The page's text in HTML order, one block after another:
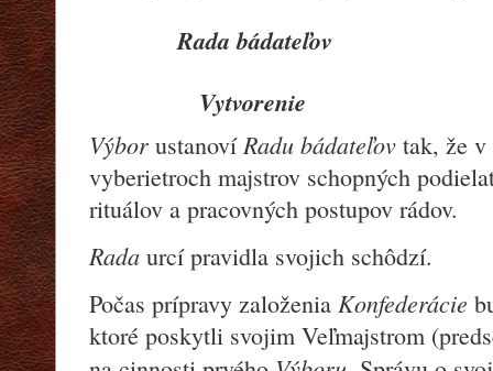
Rada bádateľov
Vytvorenie
Výbor ustanovíRadu bádateľov tak, že v
vyberietroch majstrov schopných
rituálov a pracovných postupov rádov.
Rada urcí pravidla svojich schôdzí.
Počas prípravy založenia Konfederácie
ktoré poskytli svojim Veľmajstrom